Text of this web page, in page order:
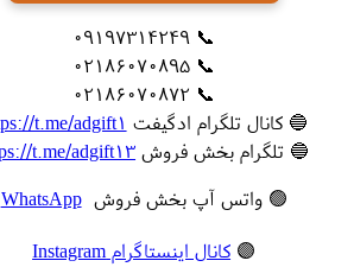
📞 09197314249
📞 02186070895
📞 02186070872
🔵 کانال تلگرام ادگیفت t.me/adgift1
🔵 تلگرام بخش فروش t.me/adgift13
🟢 واتس آپ بخش فروشWhatsApp
🟣 کانال اینستاگرام Instagram